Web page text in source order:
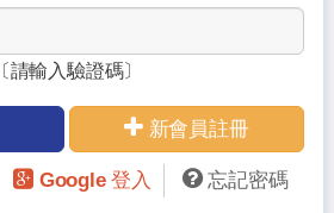
〔請輸入驗證碼〕
新會員註冊
Google 登入 忘記密碼